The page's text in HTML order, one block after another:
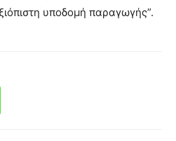
υποδομή παραγωγής”.